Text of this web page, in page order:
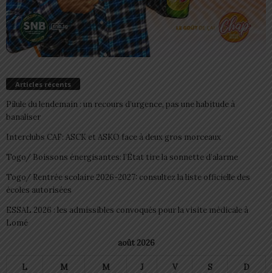
Articles récents
Pilule du lendemain : un recours d’urgence, pas une habitude à
banaliser
Interclubs CAF: ASCK et ASKO face à deux gros morceaux
Togo/ Boissons énergisantes: l’État tire la sonnette d’alarme
Togo/ Rentrée scolaire 2026-2027: consultez la liste officielle des
écoles autorisées
ESSAL 2026 : les admissibles convoqués pour la visite médicale à
Lomé
août 2026
L M M J V S D